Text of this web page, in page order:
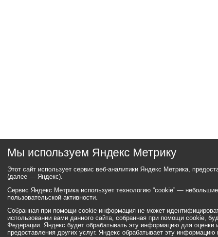
Мы используем Яндекс Метрику
Этот сайт использует сервис веб-аналитики Яндекс Метрика,
(далее — Яндекс).
Сервис Яндекс Метрика использует технологию “cookie” —
пользовательской активности.
Собранная при помощи cookie информация не может
использовании вами данного сайта, собранная при помощи cookie,
Федерации. Яндекс будет обрабатывать эту информацию для оценки
предоставления других услуг. Яндекс обрабатывает эту